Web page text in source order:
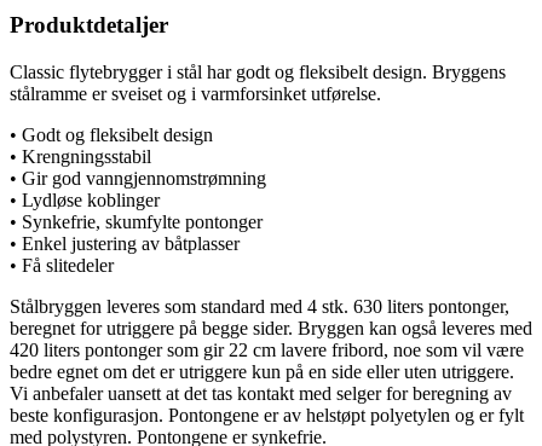
Produktdetaljer
Classic flytebrygger i stål har godt og fleksibelt design. Bryggens
stålramme er sveiset og i varmforsinket utførelse.
• Godt og fleksibelt design
• Krengningsstabil
• Gir god vanngjennomstrømning
• Lydløse koblinger
• Synkefrie, skumfylte pontonger
• Enkel justering av båtplasser
• Få slitedeler
Stålbryggen leveres som standard med 4 stk. 630 liters pontonger,
beregnet for utriggere på begge sider. Bryggen kan også leveres med
420 liters pontonger som gir 22 cm lavere fribord, noe som vil være
bedre egnet om det er utriggere kun på en side eller uten utriggere.
Vi anbefaler uansett at det tas kontakt med selger for beregning av
beste konfigurasjon. Pontongene er av helstøpt polyetylen og er fylt
med polystyren. Pontongene er synkefrie.